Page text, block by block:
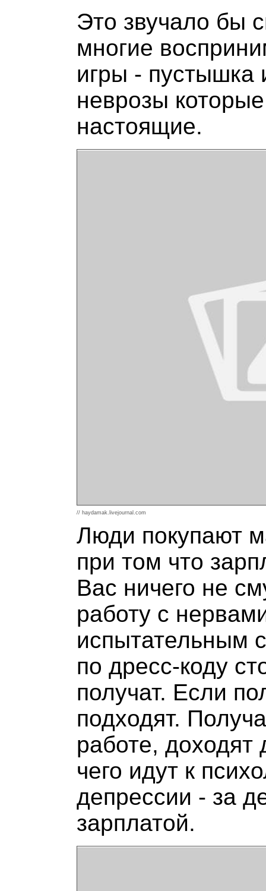
Это звучало бы
многие
игры - пустышка
неврозы
настоящие.
// haydamak.livejournal.com
Люди покупают
при том что
Вас ничего не
работу с
испытательным
по дресс-коду
получат. Если
подходят.
работе, доходят
чего идут к
депрессии - за
зарплатой.